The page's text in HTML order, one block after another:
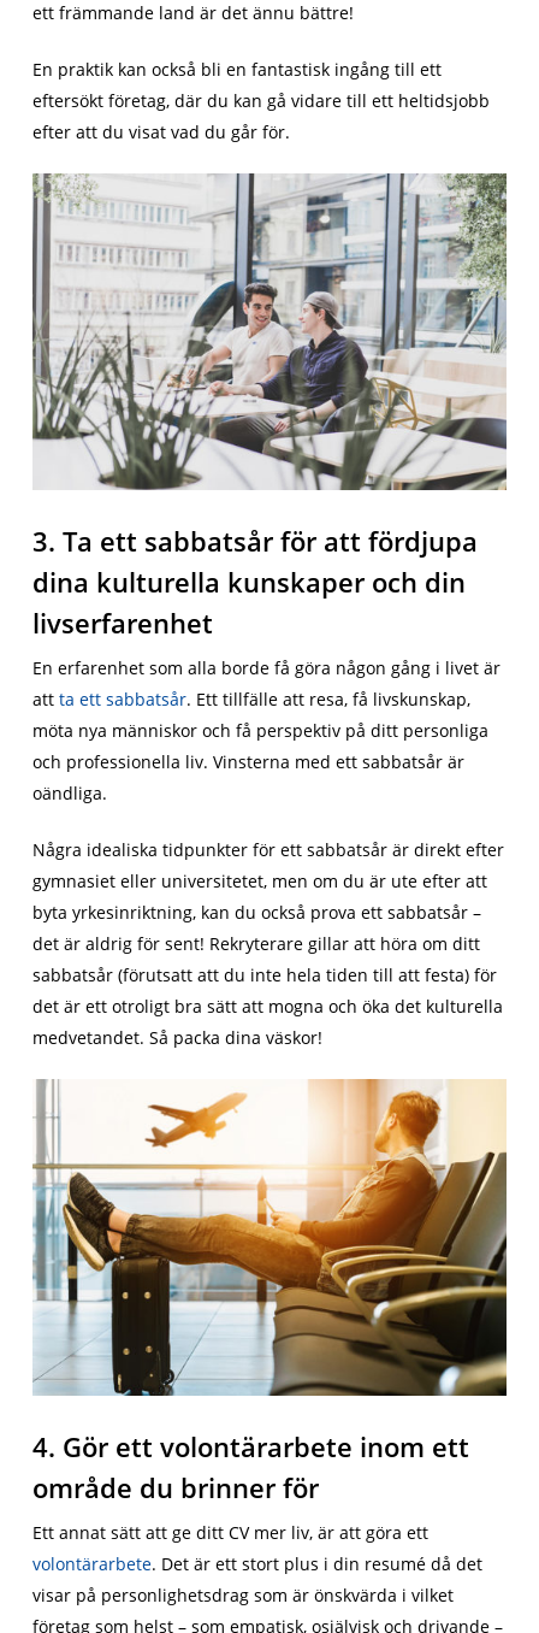
ett främmande land är det ännu bättre!
En praktik kan också bli en fantastisk ingång till ett
eftersökt företag, där du kan gå vidare till ett heltidsjobb
efter att du visat vad du går för.
3. Ta ett sabbatsår för att fördjupa
dina kulturella kunskaper och din
livserfarenhet
En erfarenhet som alla borde få göra någon gång i livet är
att ta ett sabbatsår. Ett tillfälle att resa, få livskunskap,
möta nya människor och få perspektiv på ditt personliga
och professionella liv. Vinsterna med ett sabbatsår är
oändliga.
Några idealiska tidpunkter för ett sabbatsår är direkt efter
gymnasiet eller universitetet, men om du är ute efter att
byta yrkesinriktning, kan du också prova ett sabbatsår –
det är aldrig för sent! Rekryterare gillar att höra om ditt
sabbatsår (förutsatt att du inte hela tiden till att festa) för
det är ett otroligt bra sätt att mogna och öka det kulturella
medvetandet. Så packa dina väskor!
4. Gör ett volontärarbete inom ett
område du brinner för
Ett annat sätt att ge ditt CV mer liv, är att göra ett
volontärarbete. Det är ett stort plus i din resumé då det
visar på personlighetsdrag som är önskvärda i vilket
företag som helst – som empatisk, osjälvisk och drivande –